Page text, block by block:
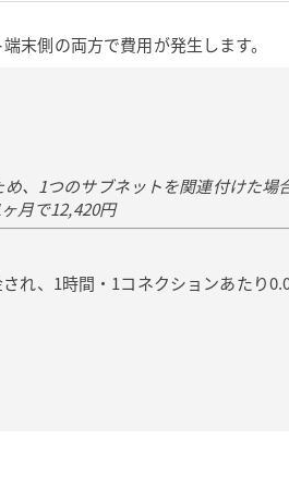
末側の両方で費用が発生します。
、1つのサブネットを関連付けた場
月で12,420円
、1時間・1コネクションあたり